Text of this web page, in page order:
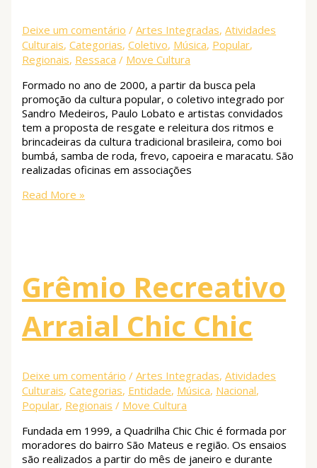
Deixe um comentário /Artes Integradas,Atividades
Culturais,Categorias,Coletivo, Música, Popular,
Regionais, Ressaca / Move Cultura
Formado no ano de 2000, a partir da busca pela
promoção da cultura popular, o coletivo integrado por
Sandro Medeiros, Paulo Lobato e artistas convidados
tem a proposta de resgate e releitura dos ritmos e
brincadeiras da cultura tradicional brasileira, como boi
bumbá, samba de roda, frevo, capoeira e maracatu. São
realizadas oficinas em associações
Read More »
Grêmio Recreativo
Arraial Chic Chic
Deixe um comentário /Artes Integradas,Atividades
Culturais,Categorias, Entidade, Música, Nacional,
Popular, Regionais / Move Cultura
Fundada em 1999, a Quadrilha Chic Chic é formada por
moradores do bairro São Mateus e região. Os ensaios
são realizados a partir do mês de janeiro e durante